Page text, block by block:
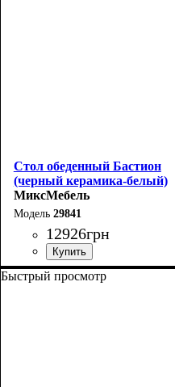
Стол обеденный Бастион
(черный керамика-белый)
МиксМебель
29841
12926грн
Быстрый просмотр